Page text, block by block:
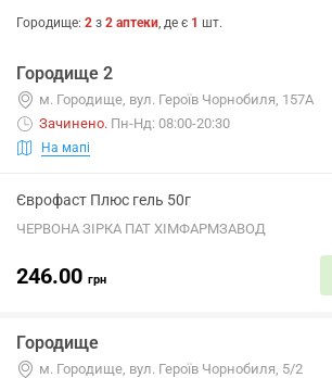
Городище: 2 з 2 аптеки, де є 1 шт.
Городище 2
м. Городище, вул. Героїв Чорнобиля, 157А
Зачинено. Пн-Нд: 08:00-20:30
На мапі
Єврофаст Плюс гель 50г
ЧЕРВОНА ЗІРКА ПАТ ХІМФАРМЗАВОД
246.00 грн
Городище
м. Городище, вул. Героїв Чорнобиля, 5/2